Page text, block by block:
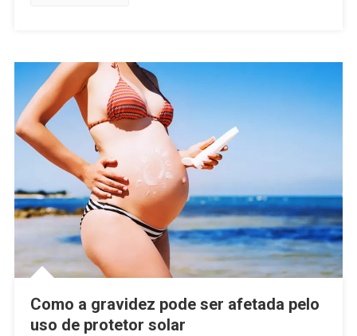
Como a gravidez pode ser afetada pelo
uso de protetor solar